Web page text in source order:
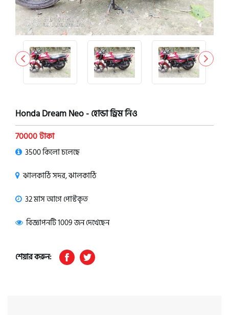
Honda Dream Neo - হোন্ডা ড্রিম নিও
70000 টাকা
3500 কিলো চলেছে
ঝালকাঠি সদর, ঝালকাঠি
32 মাস আগে পোস্টকৃত
বিজ্ঞাপনটি 1009 জন দেখেছেন
শেয়ার করুন: